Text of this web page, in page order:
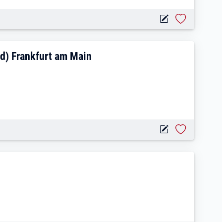
(m/w/d) Frankfurt am
Frankfurt am Main